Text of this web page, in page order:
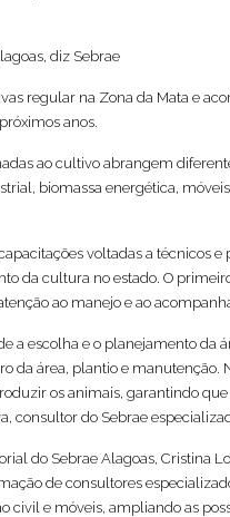
diz Sebrae
regular na Zona da Mata e
anos.
ao cultivo abrangem
biomassa energética,
voltadas a técnicos
da cultura no estado. O
ao manejo e ao
a escolha e o planejamento da
da área, plantio e
os animais, garantindo
consultor do Sebrae
do Sebrae Alagoas, Cristina
de consultores
civil e móveis, ampliando as